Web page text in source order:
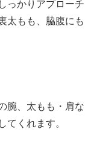
っかりアプローチ
太もも、脇腹にも
腕、太もも・肩な
てくれます。